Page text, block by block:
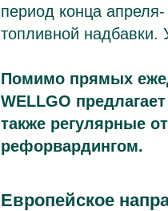
период конца
топливной надбавки.
Помимо прямых
WELLGO
также регулярные
рефорвардингом.
Европейское